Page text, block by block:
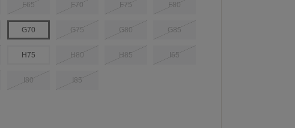
F65 F70 F75 F80
G70 G75 G80 G85
H75 H80 H85 I65
I80 I85